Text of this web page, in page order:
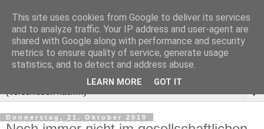
▼
Donnerstag, 21. Oktober 2010
This site uses cookies from Google to deliver its services
and to analyze traffic. Your IP address and user-agent are
shared with Google along with performance and security
metrics to ensure quality of service, generate usage
statistics, and to detect and address abuse.
LEARN MORE GOT IT